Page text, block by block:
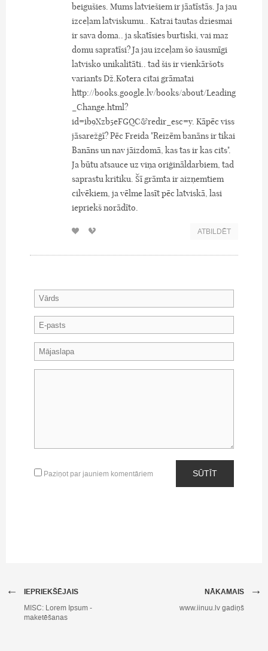
beigušies. Mums latviešiem ir jāatīstās. Ja jau
izceļam latviskumu.. Katrai tautas dziesmai
ir sava doma.. ja skatīsies burtiski, vai maz
domu sapratīsi? Ja jau izceļam šo šausmīgi
latvisko unikalitāti.. tad šis ir vienkāršots
variants Dž.Kotera citai grāmatai
http://books.google.lv/books/about/Leading
_Change.html?
id=ib9Xzb5eFGQC&redir_esc=y. Kāpēc viss
jāsarežģī? Pēc Freida "Reizēm banāns ir tikai
Banāns un nav jāizdomā, kas tas ir kas cits".
Ja būtu atsauce uz viņa oriģināldarbiem, tad
saprastu kritiku. Šī grāmta ir aizņemtiem
cilvēkiem, ja vēlme lasīt pēc latviskā, lasi
iepriekš norādīto.
ATBILDĒT
Paziņot par jauniem komentāriem SŪTĪT
IEPRIEKŠĒJAIS
←
MISC: Lorem Ipsum -
maketēšanas
NĀKAMAIS →
www.iinuu.lv gadiņš